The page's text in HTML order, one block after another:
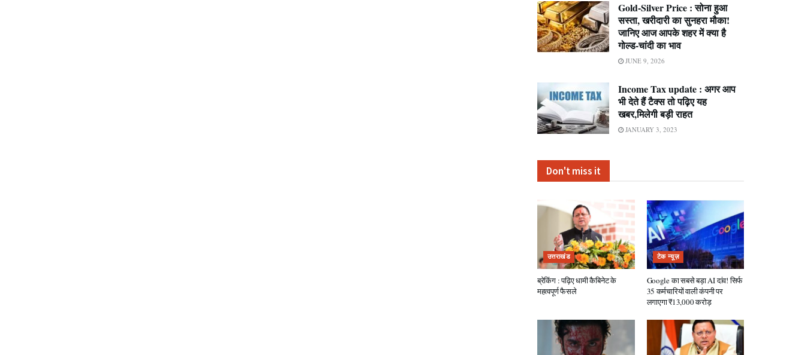
Gold-Silver Price : सोना हुआ
सस्ता, खरीदारी का सुनहरा मौका!
जानिए आज आपके शहर में क्या है
गोल्ड-चांदी का भाव
JUNE 9, 2026
Income Tax update : अगर आप
भी देते हैं टैक्स तो पढ़िए यह
खबर,मिलेगी बड़ी राहत
JANUARY 3, 2023
Don't miss it
उत्तराखंड
ब्रेकिंग : पढ़िए धामी कैबिनेट के
महत्वपूर्ण फैसले
टेक न्यूज़
Google का सबसे बड़ा AI दांव! सिर्फ
35 कर्मचारियों वाली कंपनी पर
लगाएगा ₹13,000 करोड़